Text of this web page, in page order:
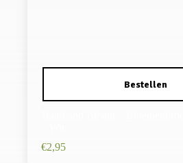
€2,95